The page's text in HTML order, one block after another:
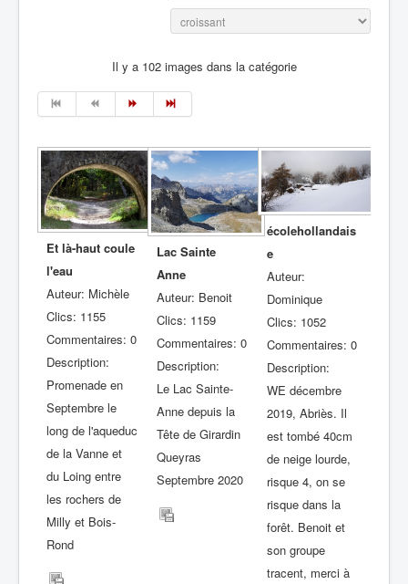
Il y a 102 images dans la catégorie
Et là-haut coule
l'eau
Auteur: Michèle
Clics: 1155
Commentaires: 0
Description:
Promenade en
Septembre le
long de l'aqueduc
de la Vanne et
du Loing entre
les rochers de
Milly et Bois-
Rond
Lac Sainte
Anne
Auteur: Benoit
Clics: 1159
Commentaires: 0
Description:
Le Lac Sainte-
Anne depuis la
Tête de Girardin
Queyras
Septembre 2020
écolehollandais
e
Auteur:
Dominique
Clics: 1052
Commentaires: 0
Description:
WE décembre
2019, Abriès. Il
est tombé 40cm
de neige lourde,
risque 4, on se
risque dans la
forêt. Benoit et
son groupe
tracent, merci à